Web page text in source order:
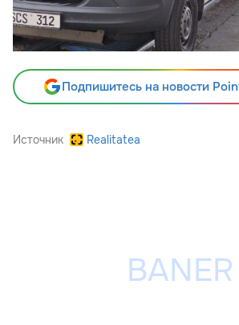
Подпишитесь на новости
Источник Realitatea